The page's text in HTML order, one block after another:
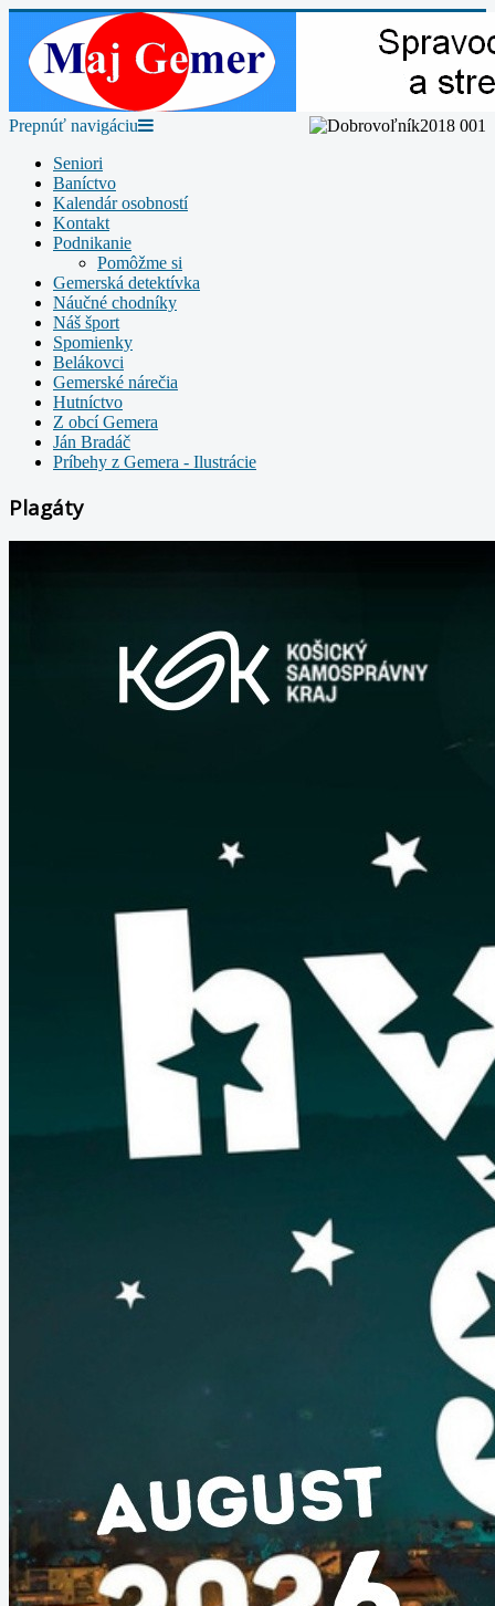
Prepnúť navigáciu
Seniori
Baníctvo
Kalendár osobností
Kontakt
Podnikanie
Pomôžme si
Gemerská detektívka
Náučné chodníky
Náš šport
Spomienky
Belákovci
Gemerské nárečia
Hutníctvo
Z obcí Gemera
Ján Bradáč
Príbehy z Gemera - Ilustrácie
Plagáty